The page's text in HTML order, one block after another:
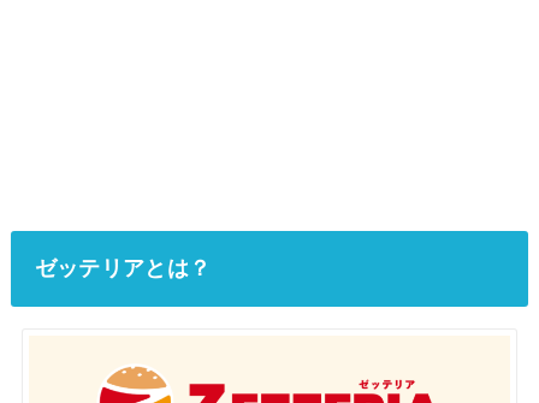
ゼッテリアとは？